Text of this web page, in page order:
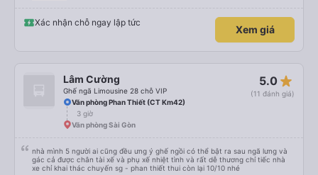
Xác nhận chỗ ngay lập tức
Xem giá
Lâm Cường
Ghế ngã Limousine 28 chỗ VIP
5.0 star_rate
(11 đánh giá)
Văn phòng Phan Thiết (CT Km42)
3 giờ
Văn phòng Sài Gòn
nhà mình 5 người ai cũng đều ưng ý ghế ngồi có thể bật ra sau ngã lưng và
gác cả được chân tài xế và phụ xế nhiệt tình và rất dễ thương chỉ tiếc nhà
xe chỉ khai thác chuyến sg - phan thiết thui còn lại 10/10 nhé